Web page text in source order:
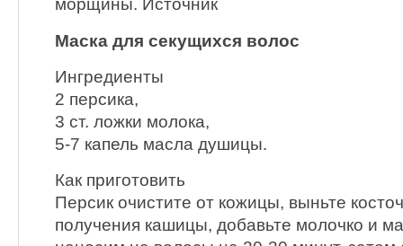
морщины. Источник
Маска для секущихся волос
Ингредиенты
2 персика,
3 ст. ложки молока,
5-7 капель масла душицы.
Как приготовить
Персик очистите от кожицы, выньте
получения кашицы, добавьте молочко и